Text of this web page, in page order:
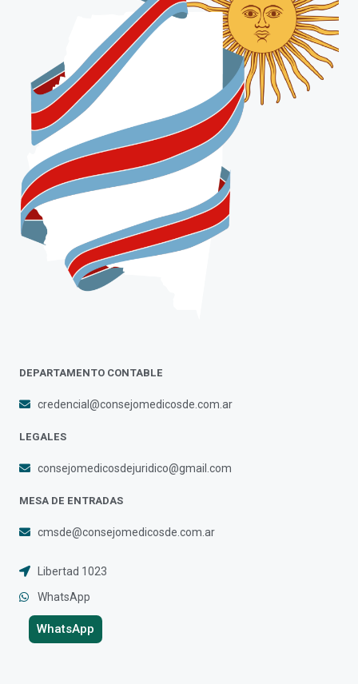
DEPARTAMENTO CONTABLE
credencial@consejomedicosde.com.ar
LEGALES
consejomedicosdejuridico@gmail.com
MESA DE ENTRADAS
cmsde@consejomedicosde.com.ar
Libertad 1023
WhatsApp
WhatsApp